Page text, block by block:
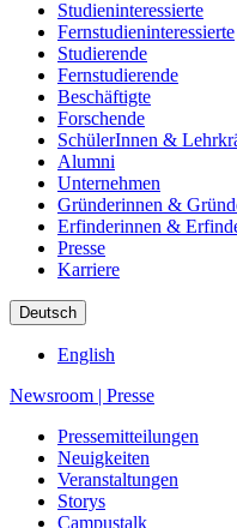
Studieninteressierte
Fernstudieninteressierte
Studierende
Fernstudierende
Beschäftigte
Forschende
SchülerInnen &
Alumni
Unternehmen
Gründerinnen &
Erfinderinnen &
Presse
Karriere
Deutsch
English
Newsroom | Presse
Pressemitteilungen
Neuigkeiten
Veranstaltungen
Storys
Campustalk